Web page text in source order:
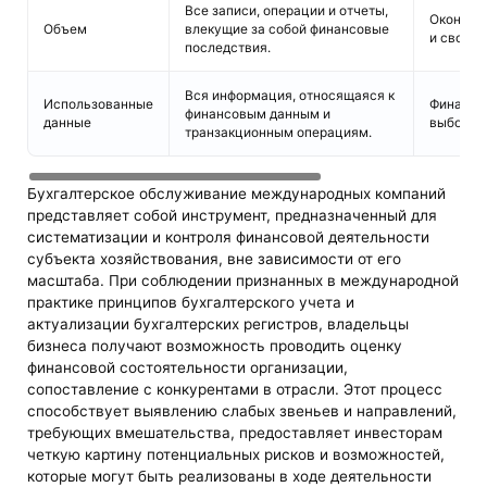
Объем
Все записи, операции и отчеты,
влекущие за собой финансовые
последствия.
и
Использованные
данные
Вся информация, относящаяся к
финансовым данным и
транзакционным операциям.
Бухгалтерское обслуживание международных компаний
представляет собой инструмент, предназначенный для
систематизации и контроля финансовой деятельности
субъекта хозяйствования, вне зависимости от его
масштаба. При соблюдении признанных в международной
практике принципов бухгалтерского учета и
актуализации бухгалтерских регистров, владельцы
бизнеса получают возможность проводить оценку
финансовой состоятельности организации,
сопоставление с конкурентами в отрасли. Этот процесс
способствует выявлению слабых звеньев и направлений,
требующих вмешательства, предоставляет инвесторам
четкую картину потенциальных рисков и возможностей,
которые могут быть реализованы в ходе деятельности